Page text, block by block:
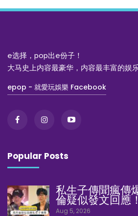
e选择，pop出e份子！
大马史上内容最豪华，内容最丰富的娱
epop - 就愛玩娛樂 Facebook
Popular Posts
私生子傳聞瘋傳
倫疑似發文回應！
Aug 5, 2026